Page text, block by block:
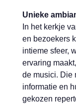
Unieke
In het kerkje
en bezoekers
intieme sfeer,
ervaring
de musici. Die
informatie en
gekozen